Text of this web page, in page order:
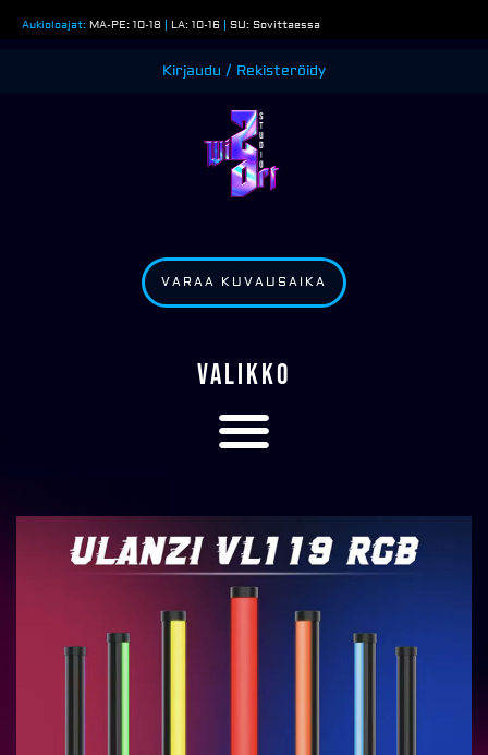
sisältöön
Aukioloajat: MA-PE: 10-18 | LA: 10-16 | SU: Sovittaessa
Kirjaudu / Rekisteröidy
VARAA KUVAUSAIKA
VALIKKO